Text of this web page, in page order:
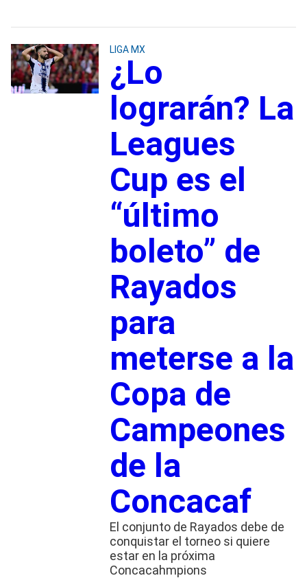
LIGA MX
¿Lo
lograrán? La
Leagues
Cup es el
“último
boleto” de
Rayados
para
meterse a la
Copa de
Campeones
de la
Concacaf
El conjunto de Rayados debe de
conquistar el torneo si quiere
estar en la próxima
Concacahmpions